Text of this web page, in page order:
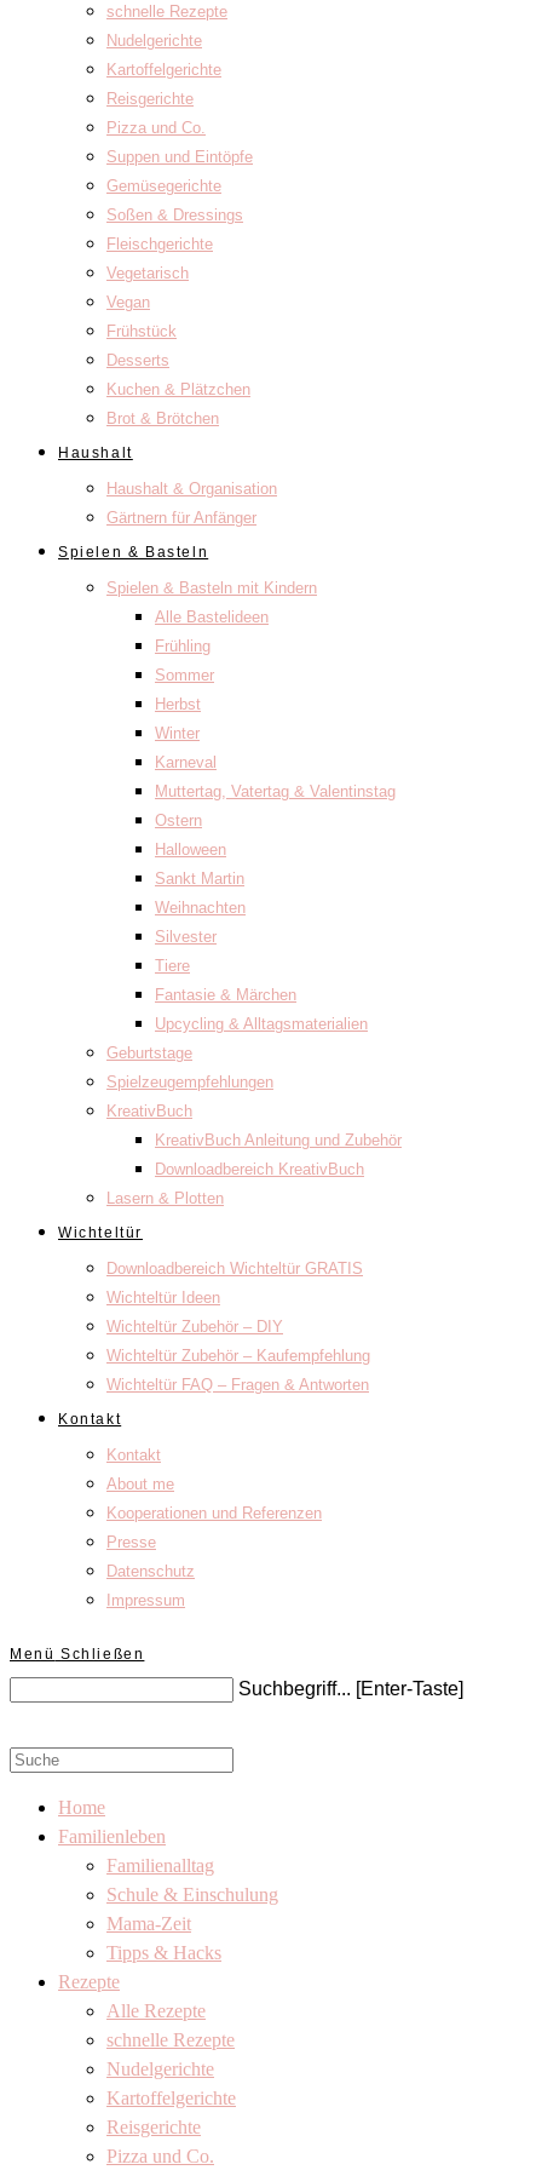
schnelle Rezepte
Nudelgerichte
Kartoffelgerichte
Reisgerichte
Pizza und Co.
Suppen und Eintöpfe
Gemüsegerichte
Soßen & Dressings
Fleischgerichte
Vegetarisch
Vegan
Frühstück
Desserts
Kuchen & Plätzchen
Brot & Brötchen
Haushalt
Haushalt & Organisation
Gärtnern für Anfänger
Spielen & Basteln
Spielen & Basteln mit Kindern
Alle Bastelideen
Frühling
Sommer
Herbst
Winter
Karneval
Muttertag, Vatertag & Valentinstag
Ostern
Halloween
Sankt Martin
Weihnachten
Silvester
Tiere
Fantasie & Märchen
Upcycling & Alltagsmaterialien
Geburtstage
Spielzeugempfehlungen
KreativBuch
KreativBuch Anleitung und Zubehör
Downloadbereich KreativBuch
Lasern & Plotten
Wichteltür
Downloadbereich Wichteltür GRATIS
Wichteltür Ideen
Wichteltür Zubehör – DIY
Wichteltür Zubehör – Kaufempfehlung
Wichteltür FAQ – Fragen & Antworten
Kontakt
Kontakt
About me
Kooperationen und Referenzen
Presse
Datenschutz
Impressum
Menü Schließen
website
Suchbegriff... [Enter-Taste]
Search
websiteHome
Familienleben
Familienalltag
Schule & Einschulung
Mama-Zeit
Tipps & Hacks
Rezepte
Alle Rezepte
schnelle Rezepte
Nudelgerichte
Kartoffelgerichte
Reisgerichte
Pizza und Co.